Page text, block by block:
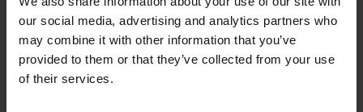
our social media, advertising and analytics partners who
may combine it with other information that you’ve
provided to them or that they’ve collected from your use
of their services.